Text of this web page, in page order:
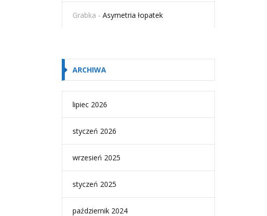
Grabka - Asymetria łopatek
ARCHIWA
lipiec 2026
styczeń 2026
wrzesień 2025
styczeń 2025
październik 2024